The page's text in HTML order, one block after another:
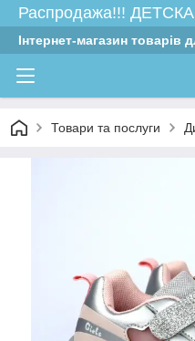
Распродажа!!!
Інтернет-магазин товарів
Товари та послуги